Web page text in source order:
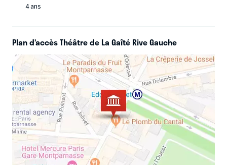
4 ans
Plan d’accès Théâtre de La Gaîté Rive Gauche